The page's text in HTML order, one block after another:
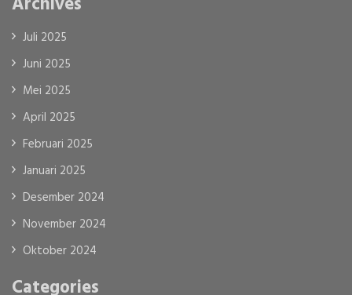
Juli 2025
Juni 2025
Mei 2025
April 2025
Februari 2025
Januari 2025
Desember 2024
November 2024
Oktober 2024
Categories